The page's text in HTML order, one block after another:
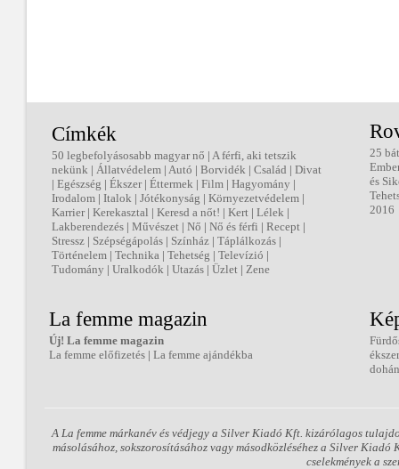
Címkék
50 legbefolyásosabb magyar nő | A férfi, aki tetszik
nekünk | Állatvédelem | Autó | Borvidék | Család | Divat
| Egészség | Ékszer| Éttermek | Film | Hagyomány |
Irodalom | Italok | Jótékonyság | Környezetvédelem |
Karrier| Kerekasztal | Keresd a nőt! | Kert | Lélek |
Lakberendezés | Művészet | Nő | Nő és férfi | Recept |
Stressz | Szépségápolás | Színház | Táplálkozás |
Történelem | Technika | Tehetség | Televízió |
Tudomány | Uralkodók | Utazás | Üzlet | Zene
25
és
2016
La femme magazin
Új! La femme magazin
La femme előfizetés | La femme ajándékba
A La femme márkanév és védjegy a Silver Kiadó Kft. kizárólagos
másolásához, sokszorosításához vagy másodközléséhez a Silver
cselekmények a